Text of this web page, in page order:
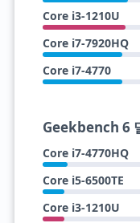
Core i3-1210U
Core i7-7920HQ
Core i7-4770
Geekbench 6
Core i7-4770HQ
Core i5-6500TE
Core i3-1210U